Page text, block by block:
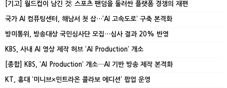
[기고] 월드컵이 남긴 것: 스포츠 팬덤을 둘러싼 플랫폼 경쟁의 재편
국가 AI 컴퓨팅센터, 해남서 첫 삽…‘AI 고속도로’ 구축 본격화
방미통위, 방송대상 국민심사단 모집…심사 결과 20% 반영
KBS, 사내 AI 영상 제작 허브 ‘AI Production’ 개소
[종합] KBS, ‘AI Production’ 개소…AI 기반 방송 제작 본격화
KT, 홍대 ‘미니브×민트라온 콜라보 에디션’ 팝업 운영